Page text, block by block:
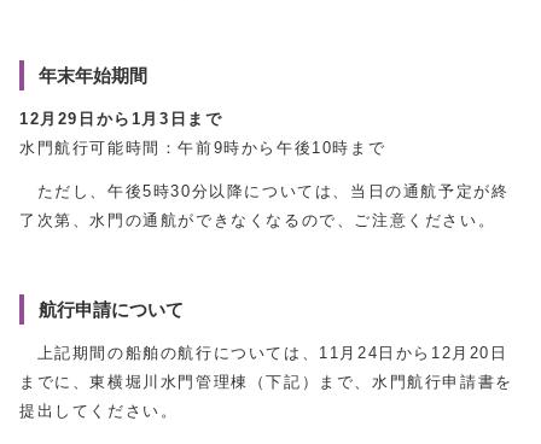
年末年始期間
12月29日から1月3日まで
水門航行可能時間：午前9時から午後10時まで
ただし、午後5時30分以降については、当日の通航予定が終
了次第、水門の通航ができなくなるので、ご注意ください。
航行申請について
上記期間の船舶の航行については、11月24日から12月20日
までに、東横堀川水門管理棟（下記）まで、水門航行申請書を
提出してください。